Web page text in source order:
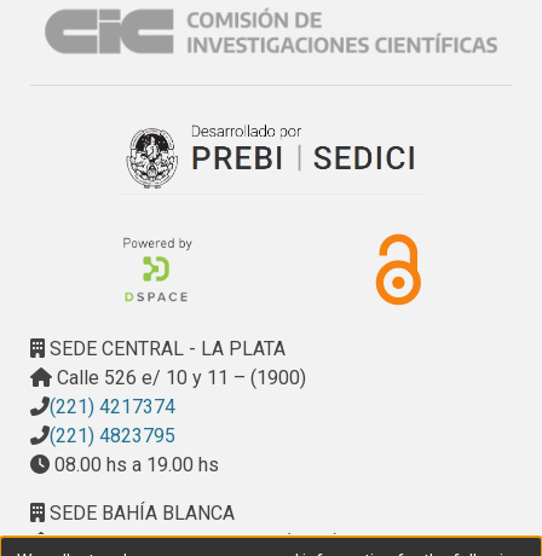
SEDE CENTRAL - LA PLATA
Calle 526 e/ 10 y 11 – (1900)
(221) 4217374
(221) 4823795
08.00 hs a 19.00 hs
SEDE BAHÍA BLANCA
Calle Ciudad de Cali 320 – (8000). Universidad